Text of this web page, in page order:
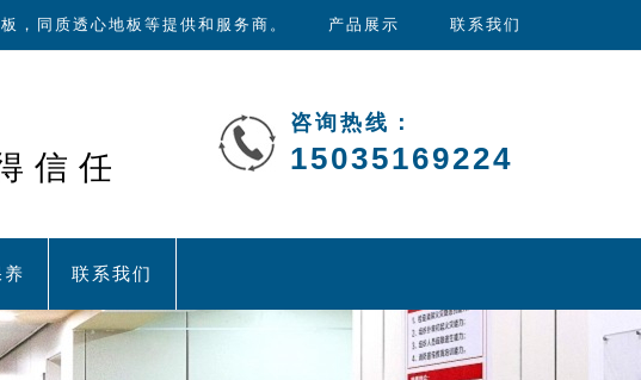
，同质透心地板等提供和服务商。 产品展示 联系我们
信任
咨询热线：
15035169224
联系我们